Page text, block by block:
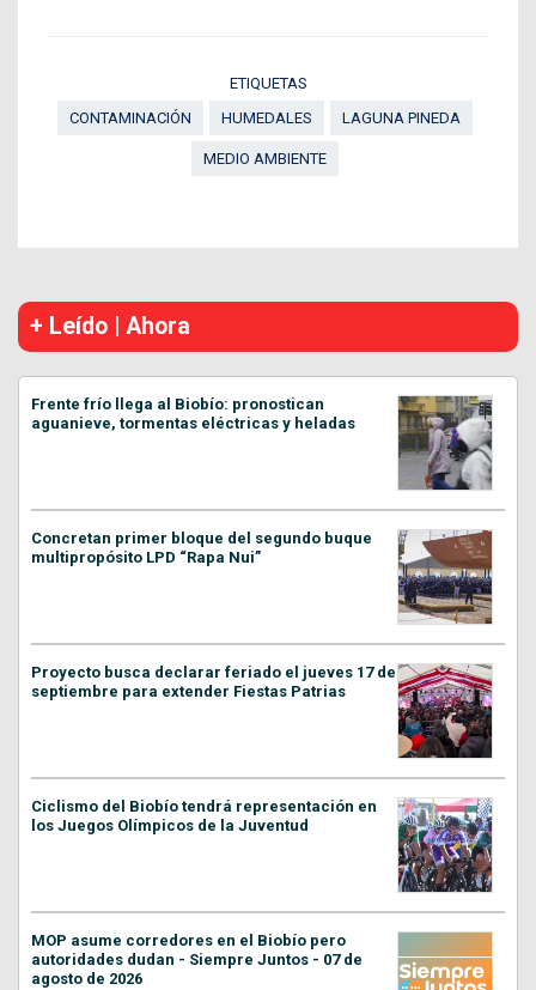
ETIQUETAS
CONTAMINACIÓN
HUMEDALES LAGUNA PINEDA
MEDIO AMBIENTE
+ Leído | Ahora
Frente frío llega al Biobío: pronostican
aguanieve, tormentas eléctricas y heladas
Concretan primer bloque del segundo buque
multipropósito LPD “Rapa Nui”
Proyecto busca declarar feriado el jueves 17 de
septiembre para extender Fiestas Patrias
Ciclismo del Biobío tendrá representación en
los Juegos Olímpicos de la Juventud
MOP asume corredores en el Biobío pero
autoridades dudan - Siempre Juntos - 07 de
agosto de 2026